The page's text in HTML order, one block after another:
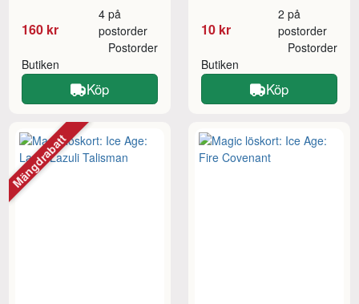
160 kr
4 på
postorder
Butiken
Postorder
Köp
10 kr
2 på
postorder
Butiken
Postorder
Köp
Mängdrabatt